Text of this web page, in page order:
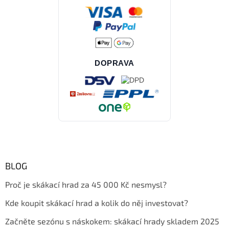
DOPRAVA
BLOG
Proč je skákací hrad za 45 000 Kč nesmysl?
Kde koupit skákací hrad a kolik do něj investovat?
Začněte sezónu s náskokem: skákací hrady skladem 2025